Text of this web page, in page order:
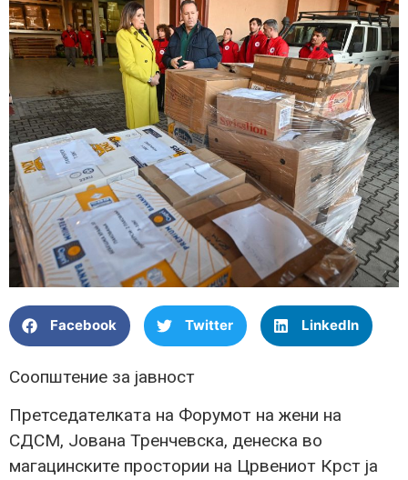
Facebook Twitter LinkedIn
Соопштение за јавност
Претседателката на Форумот на жени на
СДСМ, Јована Тренчевска, денеска во
магацинските простории на Црвениот Крст ја